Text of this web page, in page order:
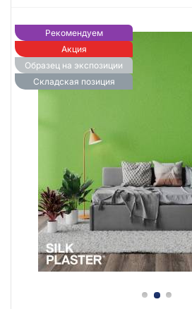
Рекомендуем
Акция
Образец на экспозиции
Складская позиция